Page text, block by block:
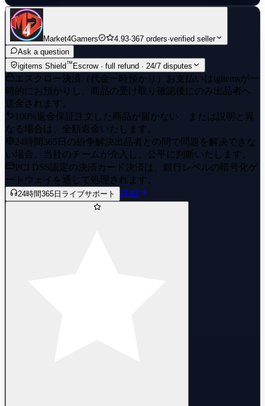
Market4Gamers 4.93·367 orders·verified seller
Ask a question
igitems Shield™ Escrow · full refund · 24/7 disputes
エスクロー決済（代金一時預かり）
お支払いはigitemsが一
時的にお預かりし、商品の受け取り確認後にのみ出品者へ
送金されます。
100%返金保証 注文した商品が届かない、または説明と異
なる場合は、全額返金いたします。
24時間365日の紛争解決出品者との間で問題を解決できな
い場合、当社のチームが介入し、公平に判断いたします。
PCI DSS認定の決済 カード決済は、銀行レベルの暗号化ゲ
ートウェイを通じて処理されます。
24時間365日ライブサポート 詳細